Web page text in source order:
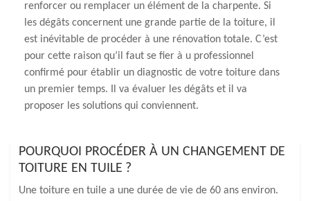
renforcer ou remplacer un élément de la charpente. Si
les dégâts concernent une grande partie de la toiture, il
est inévitable de procéder à une rénovation totale. C’est
pour cette raison qu’il faut se fier à u professionnel
confirmé pour établir un diagnostic de votre toiture dans
un premier temps. Il va évaluer les dégâts et il va
proposer les solutions qui conviennent.
POURQUOI PROCÉDER À UN CHANGEMENT DE
TOITURE EN TUILE ?
Une toiture en tuile a une durée de vie de 60 ans environ.